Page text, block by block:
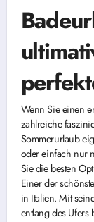
Wenn Sie einen
zahlreiche
Sommerurlaub
oder einfach nur
Sie die besten
Einer der
in Italien. Mit
entlang des